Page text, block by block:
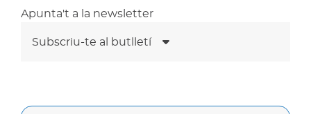
Apunta't a la newsletter
Subscriu-te al butlletí